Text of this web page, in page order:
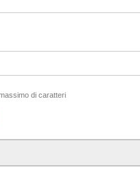
di caratteri